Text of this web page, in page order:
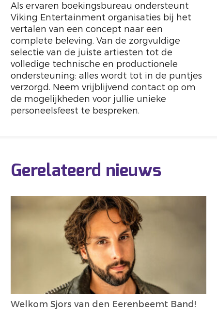
Als ervaren boekingsbureau ondersteunt
Viking Entertainment organisaties bij het
vertalen van een concept naar een
complete beleving. Van de zorgvuldige
selectie van de juiste artiesten tot de
volledige technische en productionele
ondersteuning: alles wordt tot in de puntjes
verzorgd. Neem vrijblijvend contact op om
de mogelijkheden voor jullie unieke
personeelsfeest te bespreken.
Gerelateerd nieuws
Welkom Sjors van den Eerenbeemt Band!